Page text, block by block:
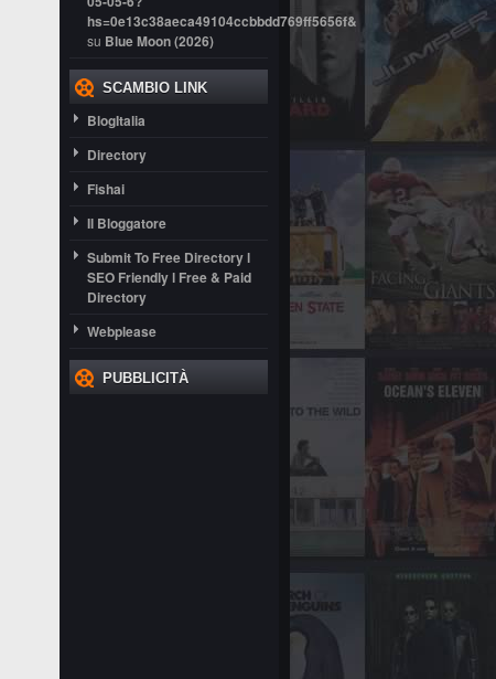
hs=0e13c38aeca49104ccbbdd769ff5656f&
su Blue Moon (2026)
SCAMBIO LINK
BlogItalia
Directory
Fishai
Il Bloggatore
Submit To Free Directory l
SEO Friendly l Free & Paid
Directory
Webplease
PUBBLICITÀ